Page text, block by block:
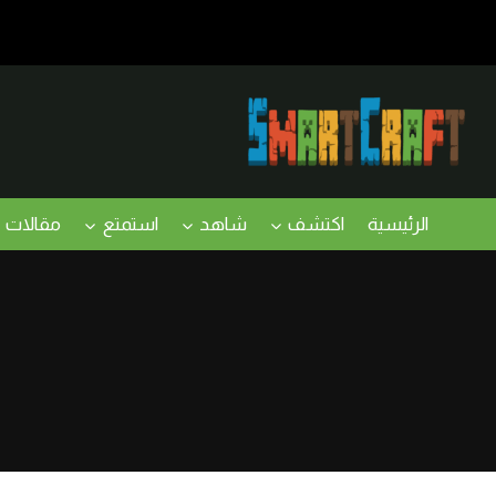
الرئيسية اكتشف شاهد استمتع مقالات